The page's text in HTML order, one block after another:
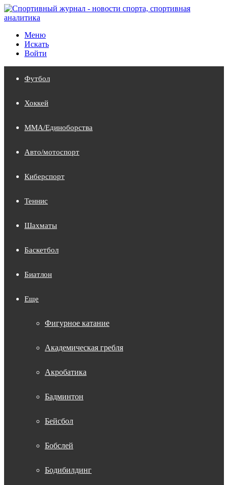
Меню
Искать
Войти
Футбол
Хоккей
MMA/Единоборства
Авто/мотоспорт
Киберспорт
Теннис
Шахматы
Баскетбол
Биатлон
Еще
Фигурное катание
Академическая гребля
Акробатика
Бадминтон
Бейсбол
Бобслей
Бодибилдинг